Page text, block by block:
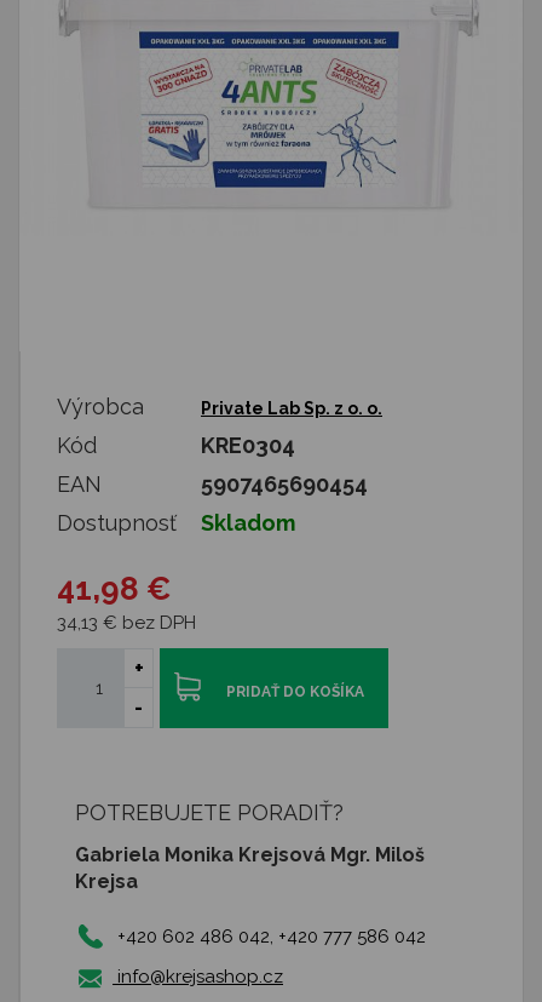
Výrobca Private Lab Sp. z o. o.
Kód
KRE0304
EAN
5907465690454
Dostupnosť
Skladom
41,98 €
34,13 € bez DPH
+
-
PRIDAŤ DO KOŠÍKA
POTREBUJETE PORADIŤ?
Gabriela Monika Krejsová Mgr. Miloš
Krejsa
+420 602 486 042, +420 777 586 042
info@krejsashop.cz